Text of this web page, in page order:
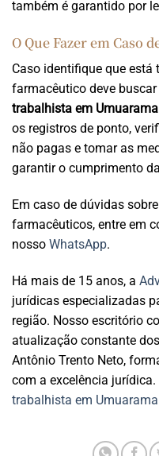
também é garantido por
O Que Fazer em Caso
Caso identifique que
farmacêutico deve
trabalhista em Umuarama
os registros de ponto,
não pagas e tomar as
garantir o cumprimento
Em caso de dúvidas
farmacêuticos, entre em
nosso WhatsApp.
Há mais de 15 anos, a
jurídicas especializadas
região. Nosso escritório
atualização constante
Antônio Trento Neto,
com a excelência
trabalhista em Umuarama